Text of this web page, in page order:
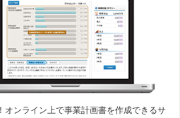
オンライン上で事業計画書を作成できるサ